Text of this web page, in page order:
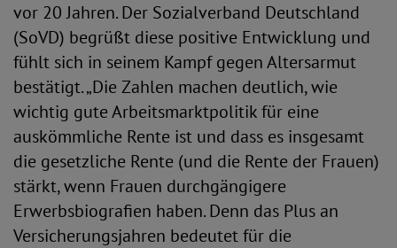
vor 20 Jahren. Der Sozialverband Deutschland
(SoVD) begrüßt diese positive Entwicklung und
fühlt sich in seinem Kampf gegen Altersarmut
bestätigt. „Die Zahlen machen deutlich, wie
wichtig gute Arbeitsmarktpolitik für eine
auskömmliche Rente ist und dass es insgesamt
die gesetzliche Rente (und die Rente der Frauen)
stärkt, wenn Frauen durchgängigere
Erwerbsbiografien haben. Denn das Plus an
Versicherungsjahren bedeutet für die